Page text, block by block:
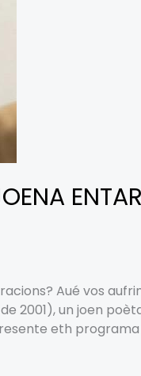
Aué vos
2001), un joen
eth programa